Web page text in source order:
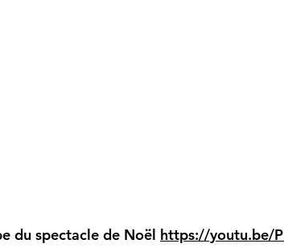
du spectacle de Noël https://youtu.be/